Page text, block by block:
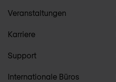
Veranstaltungen
Karriere
Support
Internationale Büros